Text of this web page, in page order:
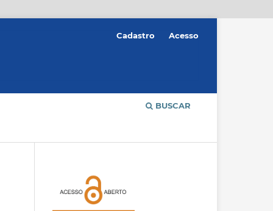
BUSCAR
Cadastro Acesso